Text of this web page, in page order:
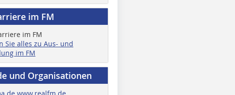
im FM
Sie alles zu Aus- und
im FM
und Organisationen
www.realfm.de